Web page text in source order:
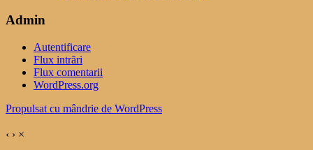
Admin
Autentificare
Flux intrări
Flux comentarii
WordPress.org
Propulsat cu mândrie de WordPress
‹ › ×